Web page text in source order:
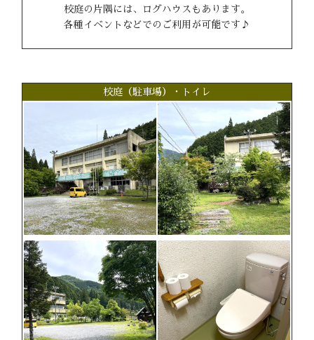
校庭の片隅には、ログハウスもあります。
各種イベントなどでのご利用が可能です♪
校庭（駐車場）・トイレ